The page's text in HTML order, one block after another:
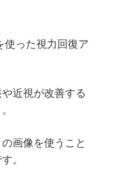
使った視力回復ア
近視が改善する
画像を使うこと
。